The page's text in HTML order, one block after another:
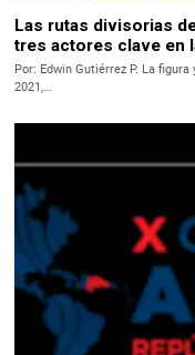
Las rutas divisorias
tres actores clave en
Por: Edwin Gutiérrez P. La
2021,…